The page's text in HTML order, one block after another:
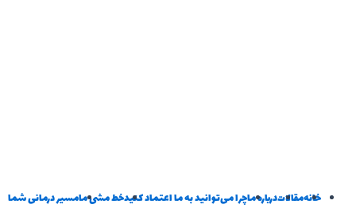
خانهمقالاتدرباره ماچرا می‌توانید به ما اعتماد کنیدخط‌ مشی مامسیر درمانی شما